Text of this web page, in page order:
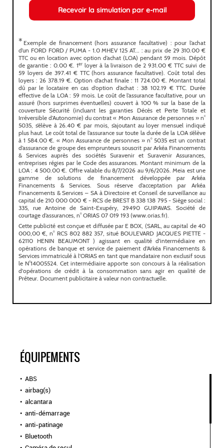
ÉQUIPEMENTS
ABS
airbag(s)
alcantara
anti-démarrage
anti-patinage
Bluetooth